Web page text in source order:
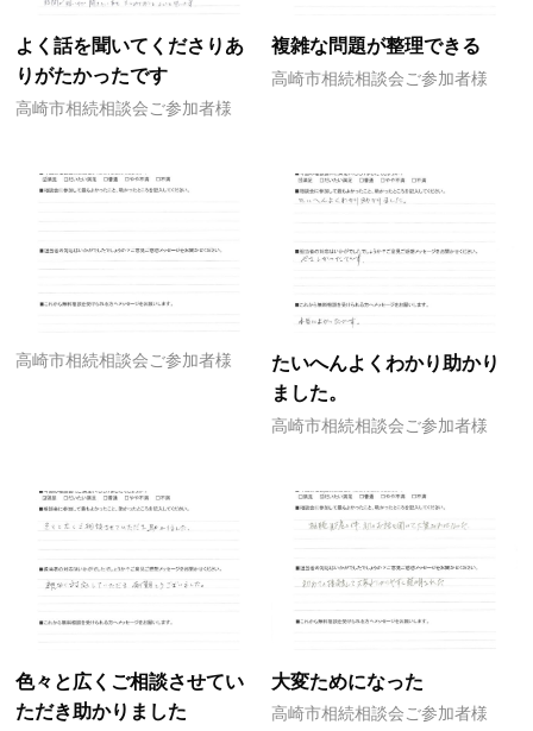
よく話を聞いてくださりあ
りがたかったです
高崎市相続相談会ご参加者様
複雑な問題が整理できる
高崎市相続相談会ご参加者様
高崎市相続相談会ご参加者様
たいへんよくわかり助かり
ました。
高崎市相続相談会ご参加者様
色々と広くご相談させてい
ただき助かりました
大変ためになった
高崎市相続相談会ご参加者様